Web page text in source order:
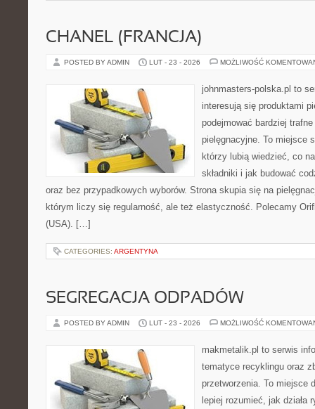
CHANEL (FRANCJA)
POSTED BY ADMIN LUT - 23 - 2026 MOŻLIWOŚĆ
johnmasters-polska.pl to
interesują się produktami
podejmować bardziej
pielęgnacyjne. To miejsce
którzy lubią wiedzieć, co
składniki i jak budować
oraz bez przypadkowych wyborów. Strona skupia się na
którym liczy się regularność, ale też elastyczność. Polecamy
(USA). […]
CATEGORIES: ARGENTYNA
SEGREGACJA ODPADÓW
POSTED BY ADMIN LUT - 23 - 2026 MOŻLIWOŚĆ
makmetalik.pl to serwis
tematyce recyklingu oraz
przetworzenia. To miejsce
lepiej rozumieć, jak działa